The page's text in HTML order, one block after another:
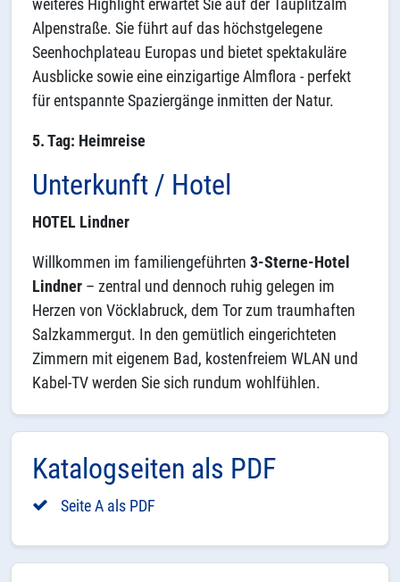
weiteres Highlight erwartet Sie auf der Tauplitzalm
Alpenstraße. Sie führt auf das höchstgelegene
Seenhochplateau Europas und bietet spektakuläre
Ausblicke sowie eine einzigartige Almflora - perfekt
für entspannte Spaziergänge inmitten der Natur.
5. Tag: Heimreise
Unterkunft / Hotel
HOTEL Lindner
Willkommen im familiengeführten 3-Sterne-Hotel
Lindner– zentral und dennoch ruhig gelegen im
Herzen von Vöcklabruck, dem Tor zum traumhaften
Salzkammergut. In den gemütlich eingerichteten
Zimmern mit eigenem Bad, kostenfreiem WLAN und
Kabel-TV werden Sie sich rundum wohlfühlen.
Katalogseiten als PDF
Seite A als PDF